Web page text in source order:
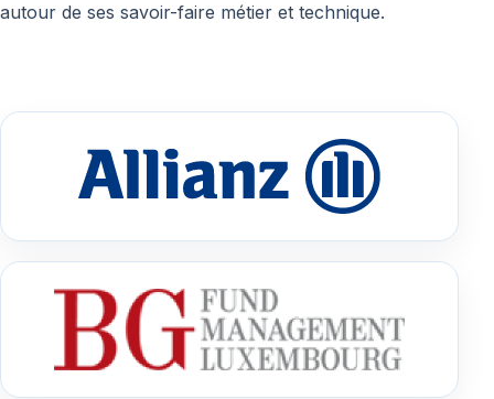
autour de ses savoir-faire métier et technique.